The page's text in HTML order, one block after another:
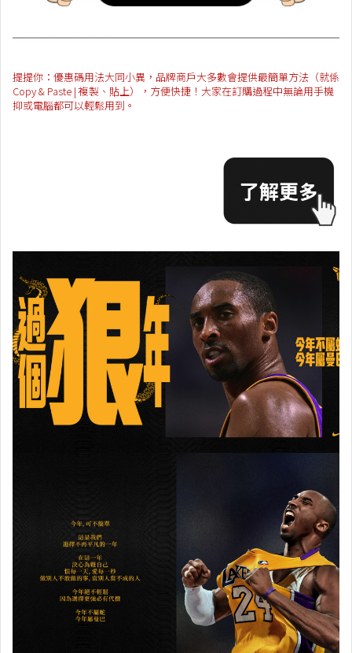
提提你：優惠碼用法大同小異，品牌商戶大多數會提供最簡單方法（就係
Copy & Paste | 複製、貼上），方便快捷！大家在訂購過程中無論用手機
抑或電腦都可以輕鬆用到。